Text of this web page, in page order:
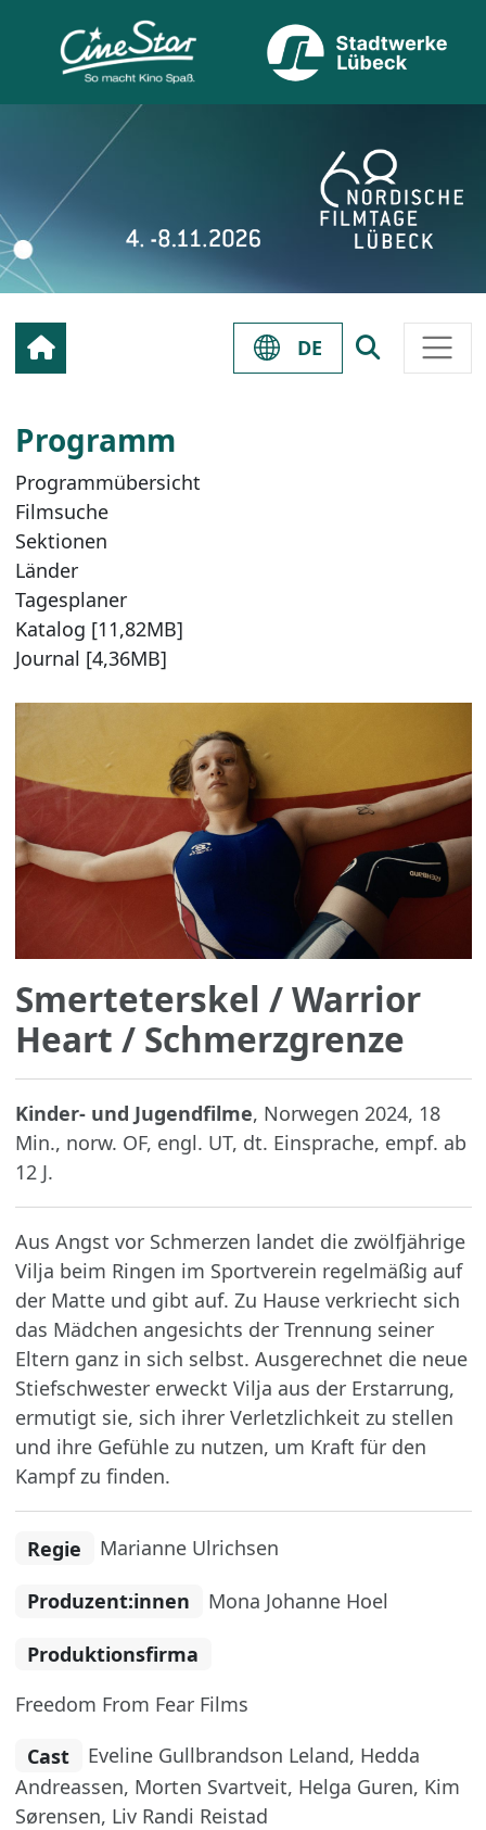
DE
Programm
Programmübersicht
Filmsuche
Sektionen
Länder
Tagesplaner
Katalog [11,82MB]
Journal [4,36MB]
Smerteterskel / Warrior
Heart / Schmerzgrenze
Kinder- und Jugendfilme, Norwegen 2024, 18
Min., norw. OF, engl. UT, dt. Einsprache, empf. ab
12 J.
Aus Angst vor Schmerzen landet die zwölfjährige
Vilja beim Ringen im Sportverein regelmäßig auf
der Matte und gibt auf. Zu Hause verkriecht sich
das Mädchen angesichts der Trennung seiner
Eltern ganz in sich selbst. Ausgerechnet die neue
Stiefschwester erweckt Vilja aus der Erstarrung,
ermutigt sie, sich ihrer Verletzlichkeit zu stellen
und ihre Gefühle zu nutzen, um Kraft für den
Kampf zu finden.
Regie Marianne Ulrichsen
Produzent:innen Mona Johanne Hoel
Produktionsfirma
Freedom From Fear Films
Cast
Eveline Gullbrandson Leland, Hedda
Andreassen, Morten Svartveit, Helga Guren, Kim
Sørensen, Liv Randi Reistad